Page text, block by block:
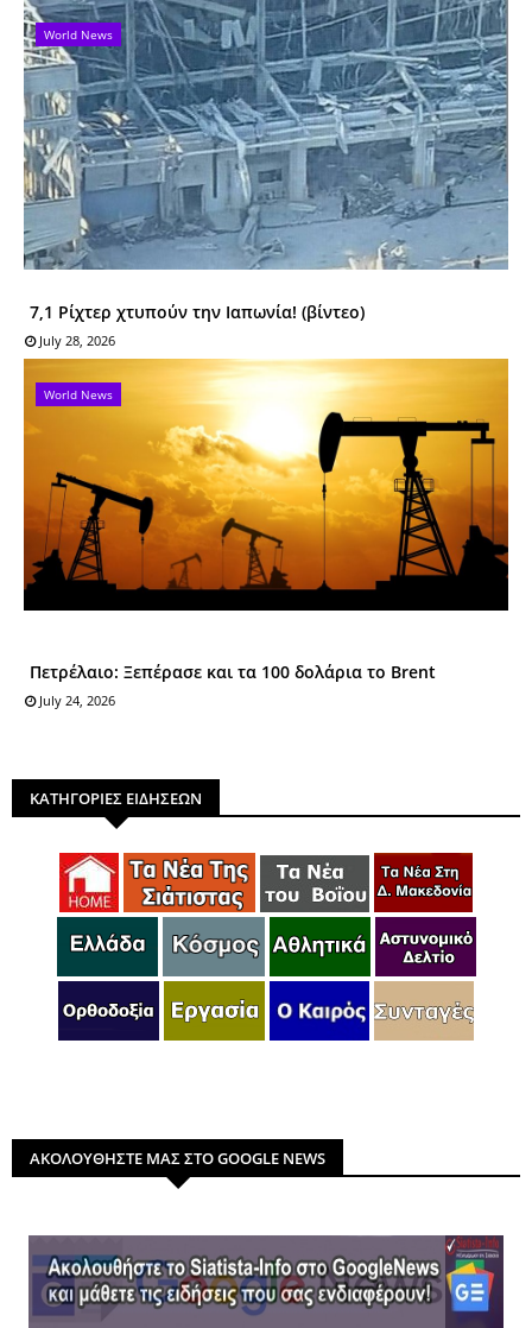
World News
7,1 Ρίχτερ χτυπούν την Ιαπωνία! (βίντεο)
July 28, 2026
World News
Πετρέλαιο: Ξεπέρασε και τα 100 δολάρια το Brent
July 24, 2026
ΚΑΤΗΓΟΡΙΕΣ ΕΙΔΗΣΕΩΝ
ΑΚΟΛΟΥΘΗΣΤΕ ΜΑΣ ΣΤΟ GOOGLE NEWS